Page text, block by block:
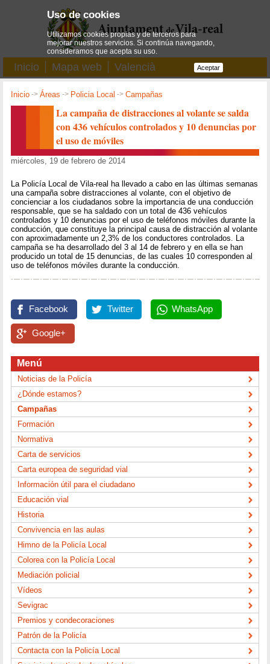
Inicio Mapa web Valencià
Inicio ->Áreas -> Policia Local ->Campañas
La campaña de distracciones al volante se salda
con 436 vehículos controlados y 10 denuncias por
el uso de móviles
miércoles, 19 de febrero de 2014
La Policía Local de Vila-real ha llevado a cabo en las últimas semanas
una campaña sobre distracciones al volante, con el objetivo de
concienciar a los ciudadanos sobre la importancia de una conducción
responsable, que se ha saldado con un total de 436 vehículos
controlados y 10 denuncias por el uso de teléfonos móviles durante la
conducción, que constituye la principal causa de distracción al volante
con aproximadamente un 2,3% de los conductores controlados. La
campaña se ha desarrollado del 3 al 14 de febrero y en ella se han
producido un total de 15 denuncias, de las cuales 10 corresponden al
uso de teléfonos móviles durante la conducción.
Facebook Twitter WhatsApp
Google+
Menú
Noticias de la Policía
¿Dónde estamos?
Campañas
Formación
Normativa
Carta de servicios
Carta europea de seguridad vial
Información útil para el ciudadano
Educación vial
Historia
Convivencia en las aulas
Himno de la Policía Local
Colorea con la Policía Local
Mediación policial
Vídeos
Sevigrac
Premios y condecoraciones
Patrón de la Policía
Contacta con la Policía Local
Uso de cookies
Utilizamos cookies propias y de terceros para
mejorar nuestros servicios. Si continúa navegando,
consideramos que acepta su uso.
Aceptar